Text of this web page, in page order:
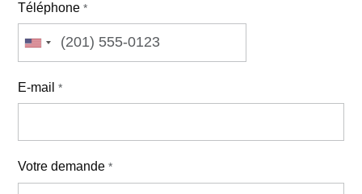
Téléphone *
E-mail *
Votre demande *